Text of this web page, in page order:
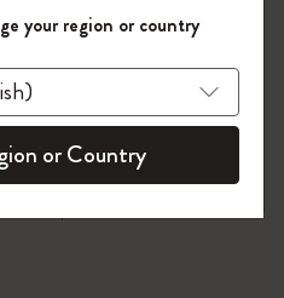
zoom.cta
を作成して限定オフ
に多くのインスピ
入れましょう。
員登録 !
your region or country
or Country